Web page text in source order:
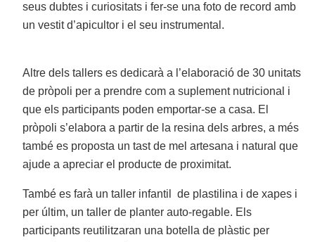
seus dubtes i curiositats i fer-se una foto de record amb
un vestit d’apicultor i el seu instrumental.
Altre dels tallers es dedicarà a l’elaboració de 30 unitats
de pròpoli per a prendre com a suplement nutricional i
que els participants poden emportar-se a casa. El
pròpoli s’elabora a partir de la resina dels arbres, a més
també es proposta un tast de mel artesana i natural que
ajude a apreciar el producte de proximitat.
També es farà un taller infantil de plastilina i de xapes i
per últim, un taller de planter auto-regable. Els
participants reutilitzaran una botella de plàstic per